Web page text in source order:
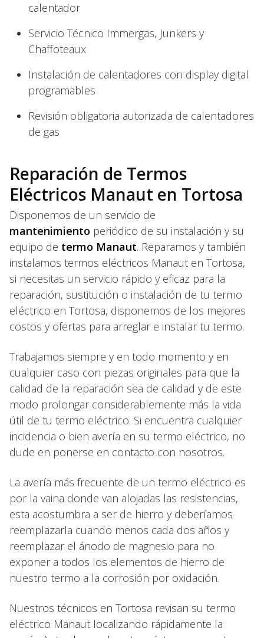
calentador
Servicio Técnico Immergas, Junkers y
Chaffoteaux
Instalación de calentadores con display digital
programables
Revisión obligatoria autorizada de calentadores
de gas
Reparación de Termos
Eléctricos Manaut en Tortosa
Disponemos de un servicio de
mantenimiento periódico de su instalación y su
equipo de termo Manaut. Reparamos y también
instalamos termos eléctricos Manaut en Tortosa,
si necesitas un servicio rápido y eficaz para la
reparación, sustitución o instalación de tu termo
eléctrico en Tortosa, disponemos de los mejores
costos y ofertas para arreglar e instalar tu termo.
Trabajamos siempre y en todo momento y en
cualquier caso con piezas originales para que la
calidad de la reparación sea de calidad y de este
modo prolongar considerablemente más la vida
útil de tu termo eléctrico. Si encuentra cualquier
incidencia o bien avería en su termo eléctrico, no
dude en ponerse en contacto con nosotros.
La avería más frecuente de un termo eléctrico es
por la vaina donde van alojadas las resistencias,
esta acostumbra a ser de hierro y deberíamos
reemplazarla cuando menos cada dos años y
reemplazar el ánodo de magnesio para no
exponer a todos los elementos de hierro de
nuestro termo a la corrosión por oxidación.
Nuestros técnicos en Tortosa revisan su termo
eléctrico Manaut localizando rápidamente la